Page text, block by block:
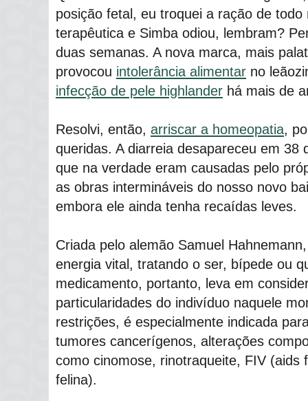
posição fetal, eu troquei a ração de todo
terapêutica e Simba odiou, lembram?
duas semanas. A nova marca, mais
provocou intolerância alimentar no
infecção de pele highlander há mais de
Resolvi, então, arriscar a homeopatia,
queridas. A diarreia desapareceu em 38
que na verdade eram causadas pelo
as obras intermináveis do nosso novo
embora ele ainda tenha recaídas leves.
Criada pelo alemão Samuel
energia vital, tratando o ser, bípede ou
medicamento, portanto, leva em
particularidades do indivíduo naquele
restrições, é especialmente indicada
tumores cancerígenos, alterações
como cinomose, rinotraqueite, FIV (aids
felina).